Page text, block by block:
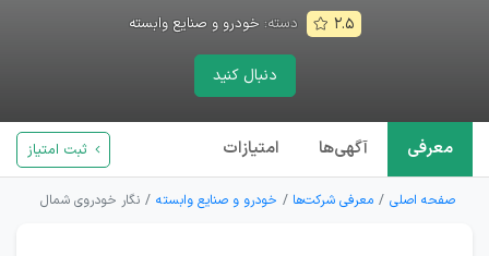
۲.۵ دسته: خودرو و صنایع وابسته
دنبال کنید
معرفی آگهی‌ها امتیازات ثبت امتیاز
صفحه اصلی معرفی شرکت‌ها خودرو و صنایع وابسته نگار خودروی شمال